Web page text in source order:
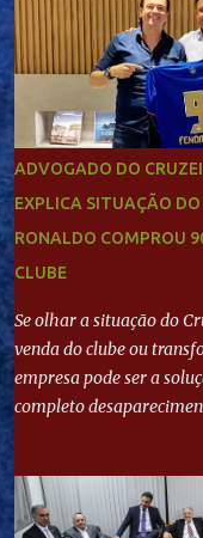
Pai, negou NEYMAR NO
Jornais internacional
jogador. Neymar Pai
ADVOGADO DO
EXPLICA SITUAÇÃO
RONALDO COMPROU
CLUBE
Se olhar a situação do
venda do clube ou
empresa pode ser a
completo
de milhões agora seja
apuração da Itatiaia,